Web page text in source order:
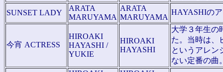
SUNSET LADY
ARATA
MARUYAMA
ARATA
MARUYAMA
HAYASHIの
今宵 ACTRESS
HIROAKI
HAYASHI /
YUKIE
HIROAKI
HAYASHI
大学３年生の
た。当時は、
というアレン
ない定番の曲